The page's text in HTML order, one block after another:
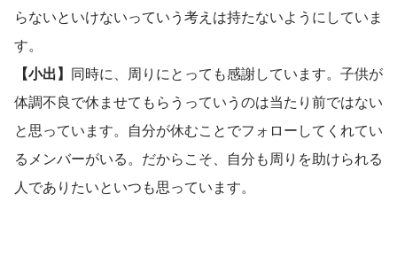
らないといけないっていう考えは持たないようにしていま
す。
【小出】 同時に、周りにとっても感謝しています。子供が
体調不良で休ませてもらうっていうのは当たり前ではない
と思っています。自分が休むことでフォローしてくれてい
るメンバーがいる。だからこそ、自分も周りを助けられる
人でありたいといつも思っています。